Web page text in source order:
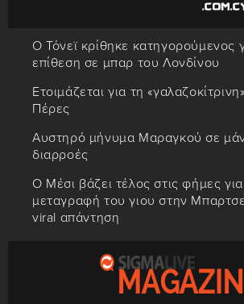
Ο Τόνεϊ κρίθηκε κατηγορούμενος
επίθεση σε μπαρ του Λονδίνου
Ετοιμάζεται για τη
Πέρες
Αυστηρό μήνυμα Μαραγκού σε
διαρροές
Ο Μέσι βάζει τέλος στις φήμες
μεταγραφή του γιου στην
viral απάντηση